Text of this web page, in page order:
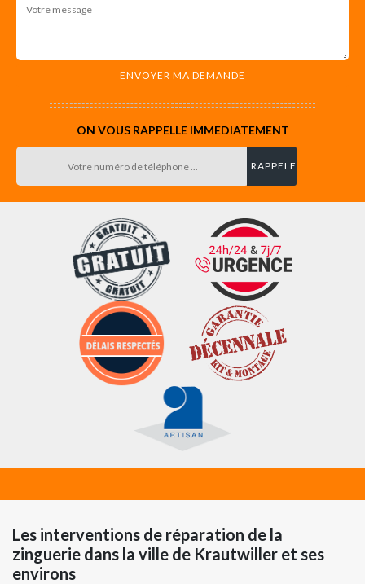
ON VOUS RAPPELLE IMMEDIATEMENT
Les interventions de réparation de la
zinguerie dans la ville de Krautwiller et ses
environs